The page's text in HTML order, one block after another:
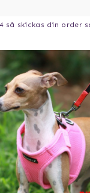
så skickas din order